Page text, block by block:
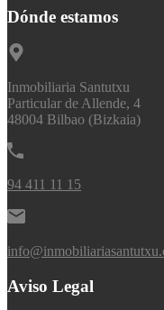
Dónde estamos
Inmobiliaria Santutxu
Particular de Allende, 4
48004 Bilbao (Bizkaia)
94 411 11 15
Aviso Legal